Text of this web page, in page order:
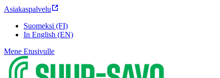
Asiakaspalvelu
Suomeksi (FI)
In English (EN)
Mene Etusivulle